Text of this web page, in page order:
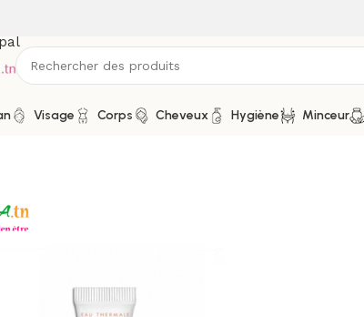
Visage Corps Cheveux Hygiène Minceur
Yeux et lèvres Sticks baumes lèvres et réparateurs/